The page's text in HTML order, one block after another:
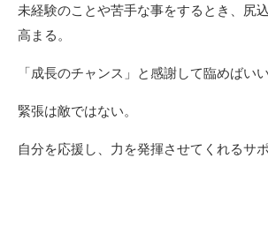
未経験のことや苦手な事をするとき、尻
高まる。
「成長のチャンス」と感謝して臨めばい
緊張は敵ではない。
自分を応援し、力を発揮させてくれるサポ